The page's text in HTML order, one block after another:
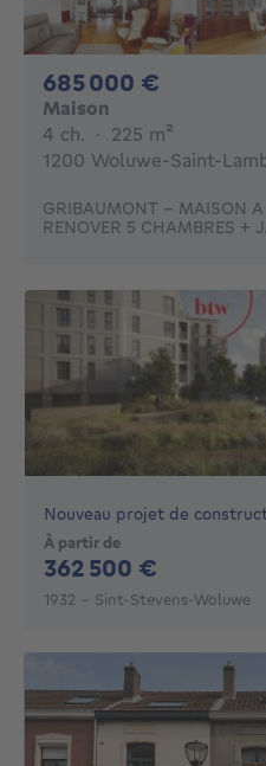
685 000 €
Maison
4 ch. 4 chambres
· 225 m²
1200 Woluwe-Saint-
GRIBAUMONT - MAISON A
RENOVER 5 CHAMBRES +
À partir de
362 500 €
1932 - Sint-Stevens-Woluwe